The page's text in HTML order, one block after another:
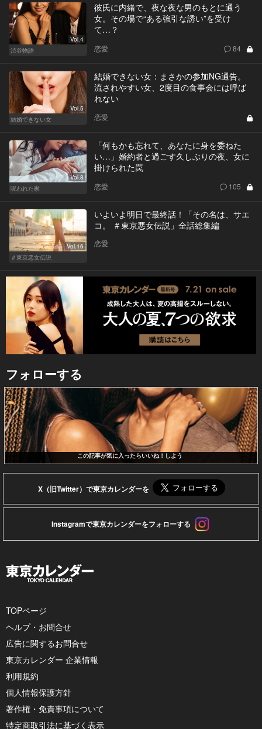
Vol.4
渋谷物語
彼氏に内緒で、夜な夜な男のもとに通う
女。その場で“ある強引な誘い”を受け
て…？
恋愛 84
Vol.5
結婚できない女
結婚できない女：まさかの参加NG通告。
流されやすい女、2度目の食事会には呼ば
れない
恋愛
Vol.8
呪われた家
「何もかも忘れて、あなたに身を委ねた
い…」婚約者と過ごす久しぶりの夜、女に
掛けられた罠
恋愛 105
Vol.16
＃東京悪女伝説
いよいよ明日で最終話！「その名は、サエ
コ。 ＃東京悪女伝説」全話総集編
恋愛
フォローする
この記事が気に入ったらいいね！しよう
X（旧Twitter）で東京カレンダーを
Instagramで東京カレンダーをフォローする
TOPページ
ヘルプ・お問合せ
広告に関するお問合せ
東京カレンダー 企業情報
利用規約
個人情報保護方針
著作権・免責事項について
特定商取引法に基づく表示